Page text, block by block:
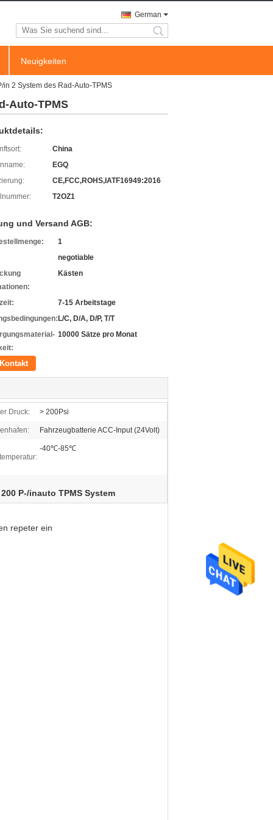
German
search
Neuigkeiten
2 System des Rad-Auto-TPMS
Auto-TPMS
China
EGQ
CE,FCC,ROHS,IATF16949:2016
T2OZ1
und Versand AGB:
1
negotiable
Kästen
7-15 Arbeitstage
L/C, D/A, D/P, T/T
10000 Sätze pro Monat
Kontakt
Druck: > 200Psi
Fahrzeugbatterie ACC-Input (24Volt)
-40℃-85℃
200 P-/inauto TPMS System
repeter ein